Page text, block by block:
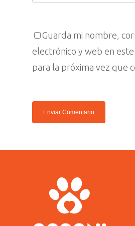
Guarda mi nombre,
electrónico y web en
para la próxima vez que